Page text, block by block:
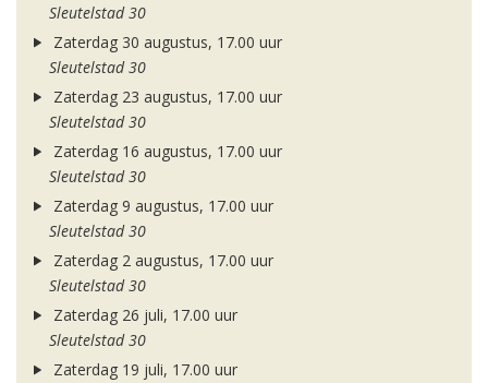
Sleutelstad 30
Zaterdag 30 augustus, 17.00 uur
Sleutelstad 30
Zaterdag 23 augustus, 17.00 uur
Sleutelstad 30
Zaterdag 16 augustus, 17.00 uur
Sleutelstad 30
Zaterdag 9 augustus, 17.00 uur
Sleutelstad 30
Zaterdag 2 augustus, 17.00 uur
Sleutelstad 30
Zaterdag 26 juli, 17.00 uur
Sleutelstad 30
Zaterdag 19 juli, 17.00 uur